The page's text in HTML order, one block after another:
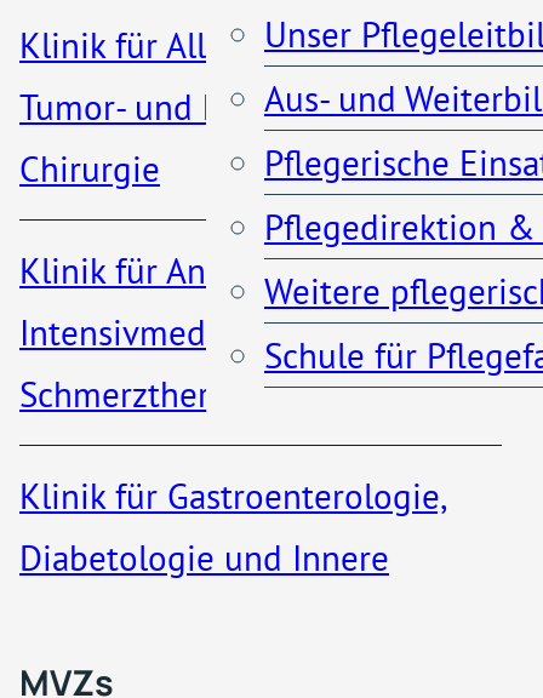
Patienteninformationen
Küche und Cafeteria
Anfahrt & Parken
Kontakt
Klinik für Allgemein-, Viszeral-,
Tumor- und koloproktologische
Chirurgie
Klinik für Anästhesiologie,
Intensivmedizin und
Schmerztherapie
Klinik für Gastroenterologie,
Diabetologie und Innere
Unser
Aus- und
Pflegerische
Pflegedirektion
Weitere
Schule für
MVZs & ambulante
MVZs
Angelika Olfert
Chefarztsekretärin